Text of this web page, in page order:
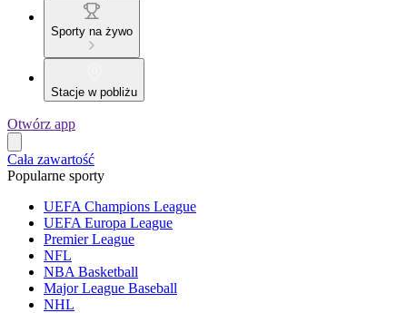
Sporty na żywo
Stacje w pobliżu
Otwórz app
Cała zawartość
Popularne sporty
UEFA Champions League
UEFA Europa League
Premier League
NFL
NBA Basketball
Major League Baseball
NHL